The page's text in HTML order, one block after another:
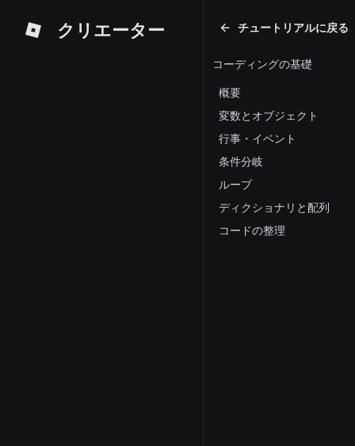
クリエーター チュートリアルに戻る
コーディングの基礎
概要
変数とオブジェクト
行事・イベント
条件分岐
ループ
ディクショナリと配列
コードの整理